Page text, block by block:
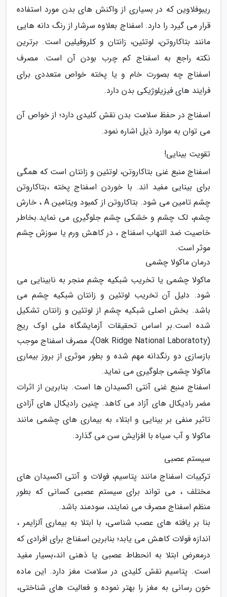
ریبوفلاوین که در بسیاری از واکنش های بدن مورد استفاده
قرار می گیرد را دارد. اسفناج بعلاوه سرشار از رنگ دانه هایی
مانند بتاکاروتن، لوتئین، زانتان و کلروفیلین است. برترین
نکته راجع به اسفناج کم چرب بودن آن است. مصرف
اسفناج چه بصورت خام و یا پخته خواص متعددی برای
فرایند های فیزیلوژیکی بدن دارد.
اسفناج در حفظ سلامت بدن نقش کلیدی دارد؛ از خواص آن
می توان به موارد ذیل اشاره نمود.
تقویت بینایی!
اسفناج منبع غنی بتاکاروتن، لوتئین و زانتان است که همگی
برای بینایی مفید اند. با خوردن اسفناج پخته ،بتاکاروتن
چشم تامین می شود. بتاکاروتن از کمبود ویتامین A ، خارش
چشم، لک چشم و خشکی چشم جلوگیری می نماید.بخاطر
خاصیت ضد التهاب اسفناج ، در کاهش ورم یا سوزش چشم
موثر است.
درمان ماکولا چشمی
ماکولا چشمی یا تخریب شبکیه چشم منجر به نابینایی می
شود. دلیل آن تخریب لوتئین و زانتان شبکیه چشم می
باشد. بخش اصلی شبکیه چشم از لوتئین و زانتان تشکیل
شده است.بر اساس تحقیقات آزمایشگاه ملی اوک ریج
(Oak Ridge National Laboratoty)، مصرف اسفناج موجب
بازسازی دو رنگدانه مهم شده و بطور موثری از بروز بیماری
ماکولا چشمی جلوگیری می نماید.
اسفناج منبع غنی آنتی اکسیدان ها است. بنابرین از اثرات
مضر رادیکال های آزاد می کاهد. چنین رادیکال های آزادی
تاثیر منفی بر بینایی و ابتلاء به بیماری های چشمی مانند
ماکولا و آب سیاه با افزایش سن می گذارد.
سیستم عصبی
ترکیبات اسفناج مانند پتاسیم، فولات و آنتی اکسیدان های
مختلف ، می تواند برای سیستم عصبی کسانی که بطور
منظم اسفناج مصرف می نمایند، سودمند باشد.
بنا بر یافته های عصب شناسی، با ابتلا به بیماری آلزایمر ،
اندازه فولات کاهش می یابد؛ بنابرین اسفناج برای افرادی که
درمعرض ابتلا به انحطاط عصبی یا ذهنی اند،بسیار مفید
است. پتاسیم نقش کلیدی در سلامت مغز دارد. این ماده
خون رسانی به مغز را بهتر نموده و فعالیت های شناختی،